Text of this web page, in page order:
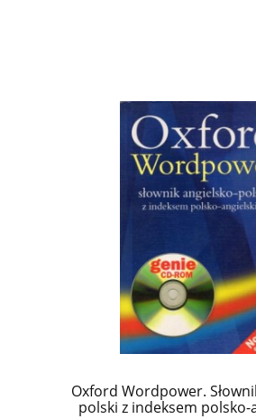
Oxford Wordpower.
polski z indeksem polsko-